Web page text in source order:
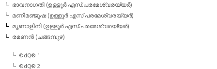
ഭാവനാഗതി (ഉള്ളൂര്‍ എസ്.പരമേശ്വരയ്യര്‍)
മണിമഞ്ജുഷ (ഉള്ളൂര്‍ എസ്.പരമേശ്വരയ്യര്‍)
മൃണാളിനി (ഉള്ളൂര്‍ എസ്.പരമേശ്വരയ്യര്‍)
രമണന്‍ (ചങ്ങമ്പുഴ)
©dQ® 1
©dQ® 2